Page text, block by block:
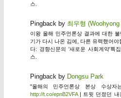
스.
Pingback by 최우형
이왕 올해 민주언론상 결과에 대한
기가 다시 나온 김에, 다른 유력했어
다: 경향신문의 '새로운 사회계약'특
스.
Pingback by Dongsu Park
"올해의 민주언론상 본상 수상자
http://t.co/epnB2VFA| 트윗 던졌던 내